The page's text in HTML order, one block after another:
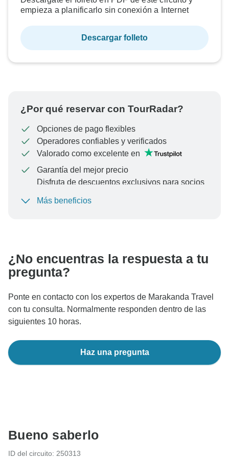
empieza a planificarlo sin conexión a Internet
Descargar folleto
¿Por qué reservar con TourRadar?
Opciones de pago flexibles
Operadores confiables y verificados
Valorado como excelente en
Garantía del mejor precio
Disfruta de descuentos exclusivos para socios
Más beneficios
¿No encuentras la respuesta a tu
pregunta?
Ponte en contacto con los expertos de Marakanda Travel
con tu consulta. Normalmente responden dentro de las
siguientes 10 horas.
Haz una pregunta
Bueno saberlo
ID del circuito: 250313